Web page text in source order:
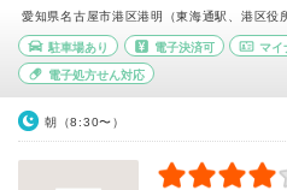
愛知県名古屋市港区港明（東海通駅、港区役
駐車場あり 電子決済可 マイ
電子処方せん対応
朝（8:30〜）